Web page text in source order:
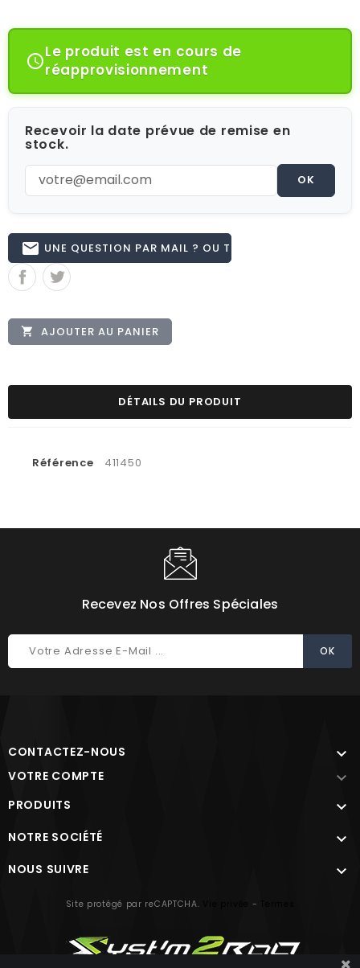
Le produit est en cours de
réapprovisionnement
Recevoir la date prévue de remise en
stock.
OK
email UNE QUESTION PAR MAIL ? OU TÉL 02.51.62.16.59
 AJOUTER AU PANIER
DÉTAILS DU PRODUIT
Référence 411450
Recevez Nos Offres Spéciales
CONTACTEZ-NOUS 
VOTRE COMPTE 
PRODUITS 
NOTRE SOCIÉTÉ 
NOUS SUIVRE 
Site protégé par reCAPTCHA. -